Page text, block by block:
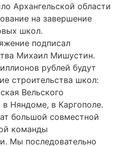
Архангельской области
на завершение
школ.
подписал
Михаил Мишустин.
рублей будут
строительства школ:
Вельского
Няндоме, в Каргополе.
большой совместной
команды
Мы последовательно